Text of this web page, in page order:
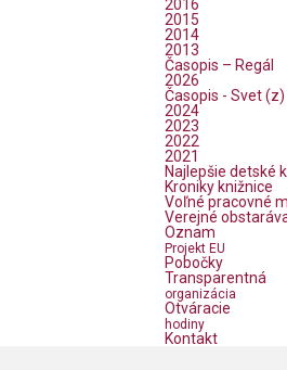
2016
2015
2014
2013
Časopis – Regál
2026
Časopis - Svet (z)
2024
2023
2022
2021
Najlepšie detské
Kroniky knižnice
Voľné pracovné
Verejné
Oznam
Projekt EU
Pobočky
Transparentná
organizácia
Otváracie
hodiny
Kontakt